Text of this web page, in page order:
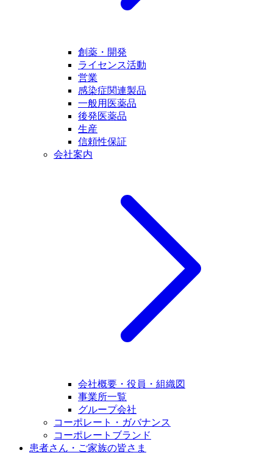
創薬・開発
ライセンス活動
営業
感染症関連製品
一般用医薬品
後発医薬品
生産
信頼性保証
会社案内
会社概要・役員・組織図
事業所一覧
グループ会社
コーポレート・ガバナンス
コーポレートブランド
患者さん・ご家族の皆さま